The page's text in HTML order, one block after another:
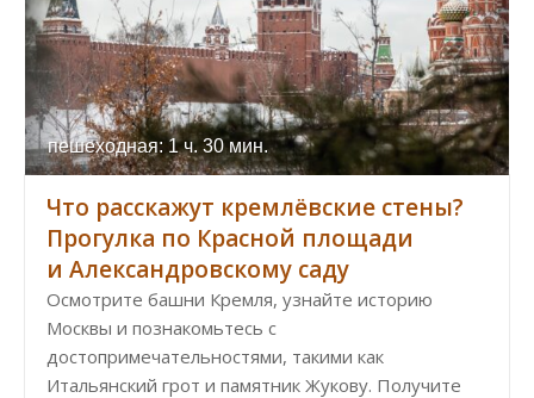
пешеходная: 1 ч. 30 мин.
Что расскажут кремлёвские стены?
Прогулка по Красной площади
и Александровскому саду
Осмотрите башни Кремля, узнайте историю
Москвы и познакомьтесь с
достопримечательностями, такими как
Итальянский грот и памятник Жукову. Получите